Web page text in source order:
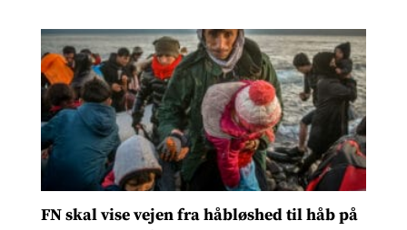
FN skal vise vejen fra håbløshed til håb på